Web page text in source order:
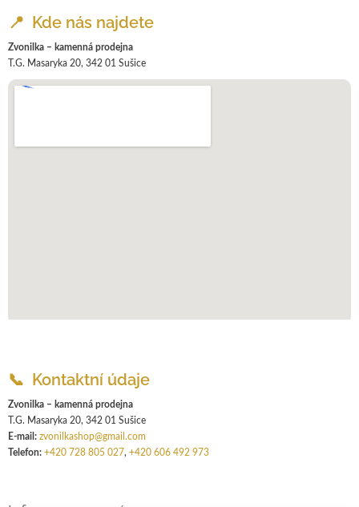
📍 Kde nás najdete
Zvonilka – kamenná prodejna
T.G. Masaryka 20, 342 01 Sušice
📞 Kontaktní údaje
Zvonilka – kamenná prodejna
T.G. Masaryka 20, 342 01 Sušice
E-mail: zvonilkashop@gmail.com
Telefon: +420 728 805 027, +420 606 492 973